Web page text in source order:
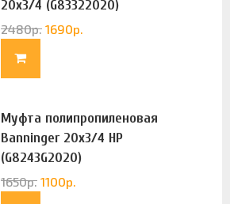
20х3/4 (G83322020)
2480р. 1690р.
Муфта полипропиленовая
Banninger 20х3/4 НР
(G8243G2020)
1650р. 1100р.